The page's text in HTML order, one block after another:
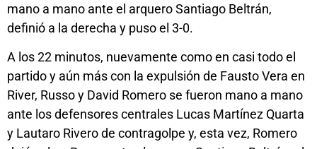
mano a mano ante el arquero Santiago Beltrán,
definió a la derecha y puso el 3-0.
A los 22 minutos, nuevamente como en casi todo el
partido y aún más con la expulsión de Fausto Vera en
River, Russo y David Romero se fueron mano a mano
ante los defensores centrales Lucas Martínez Quarta
y Lautaro Rivero de contragolpe y, esta vez, Romero